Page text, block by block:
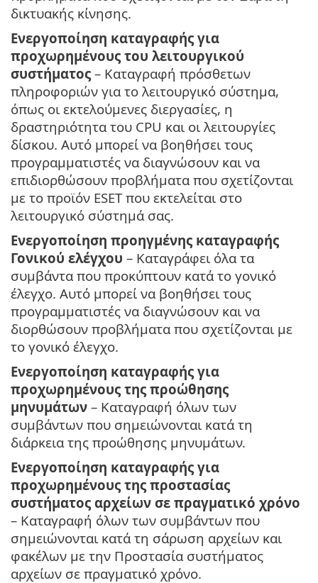
δικτυακής κίνησης.
Ενεργοποίηση καταγραφής για
προχωρημένους του λειτουργικού
συστήματος – Καταγραφή πρόσθετων
πληροφοριών για το λειτουργικό σύστημα,
όπως οι εκτελούμενες διεργασίες, η
δραστηριότητα του CPU και οι λειτουργίες
δίσκου. Αυτό μπορεί να βοηθήσει τους
προγραμματιστές να διαγνώσουν και να
επιδιορθώσουν προβλήματα που σχετίζονται
με το προϊόν ESET που εκτελείται στο
λειτουργικό σύστημά σας.
Ενεργοποίηση προηγμένης καταγραφής
Γονικού ελέγχου – Καταγράφει όλα τα
συμβάντα που προκύπτουν κατά το γονικό
έλεγχο. Αυτό μπορεί να βοηθήσει τους
προγραμματιστές να διαγνώσουν και να
διορθώσουν προβλήματα που σχετίζονται με
το γονικό έλεγχο.
Ενεργοποίηση καταγραφής για
προχωρημένους της προώθησης
μηνυμάτων – Καταγραφή όλων των
συμβάντων που σημειώνονται κατά τη
διάρκεια της προώθησης μηνυμάτων.
Ενεργοποίηση καταγραφής για
προχωρημένους της προστασίας
συστήματος αρχείων σε πραγματικό χρόνο
– Καταγραφή όλων των συμβάντων που
σημειώνονται κατά τη σάρωση αρχείων και
φακέλων με την Προστασία συστήματος
αρχείων σε πραγματικό χρόνο.